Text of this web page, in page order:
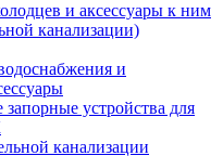
и аксессуары к ним
канализации)
и
устройства для